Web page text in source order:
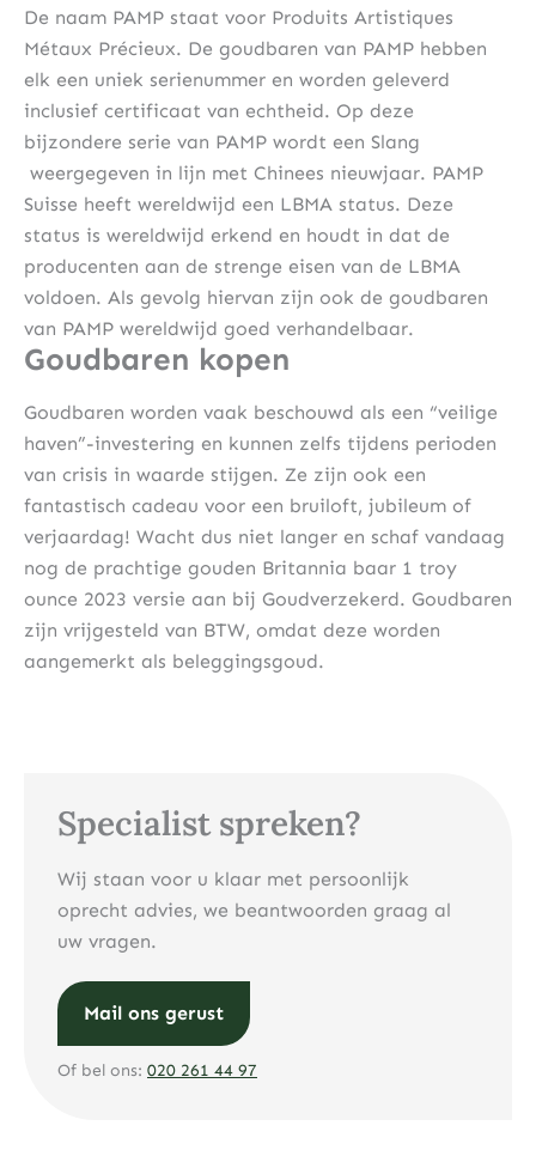
Specialist spreken?
Wij staan voor u klaar met persoonlijk
oprecht advies, we beantwoorden graag al
uw vragen.
Mail ons gerust
Of bel ons: 020 261 44 97
De naam PAMP staat voor Produits Artistiques
Métaux Précieux. De goudbaren van PAMP hebben
elk een uniek serienummer en worden geleverd
inclusief certificaat van echtheid. Op deze
bijzondere serie van PAMP wordt een Slang
weergegeven in lijn met Chinees nieuwjaar. PAMP
Suisse heeft wereldwijd een LBMA status. Deze
status is wereldwijd erkend en houdt in dat de
producenten aan de strenge eisen van de LBMA
voldoen. Als gevolg hiervan zijn ook de goudbaren
van PAMP wereldwijd goed verhandelbaar.
Goudbaren kopen
Goudbaren worden vaak beschouwd als een “veilige
haven”-investering en kunnen zelfs tijdens perioden
van crisis in waarde stijgen. Ze zijn ook een
fantastisch cadeau voor een bruiloft, jubileum of
verjaardag! Wacht dus niet langer en schaf vandaag
nog de prachtige gouden Britannia baar 1 troy
ounce 2023 versie aan bij Goudverzekerd. Goudbaren
zijn vrijgesteld van BTW, omdat deze worden
aangemerkt als beleggingsgoud.